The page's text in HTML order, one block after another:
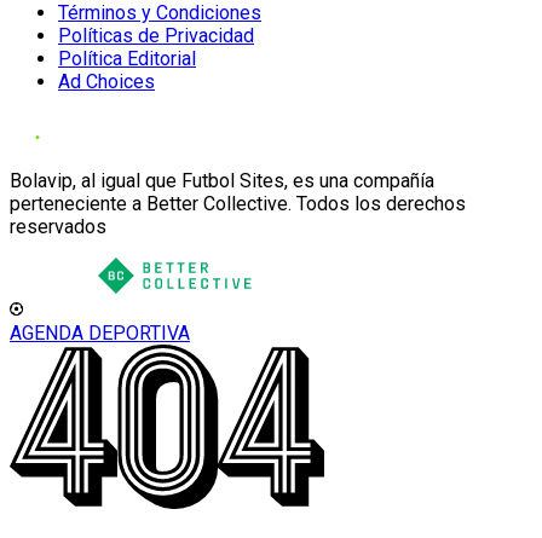
Términos y Condiciones
Políticas de Privacidad
Política Editorial
Ad Choices
Bolavip, al igual que Futbol Sites, es una compañía
perteneciente a Better Collective. Todos los derechos
reservados
AGENDA DEPORTIVA